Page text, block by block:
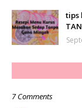
tips
7 Comments